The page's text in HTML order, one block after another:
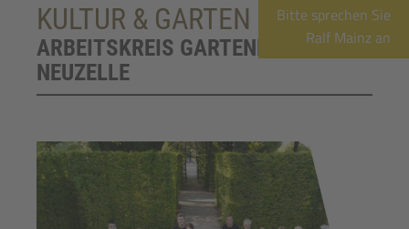
KULTUR & GARTEN
ARBEITSKREIS GARTENKULTUR
NEUZELLE
Bitte sprechen Sie
Ralf Mainz an